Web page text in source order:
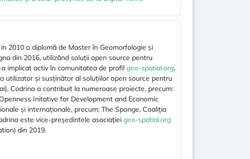
2010 o diplomă de Master în Geomorfologie și
din 2016, utilizând soluții open source pentru
implicat activ în comunitatea de profil geo-spatial.org,
utilizator și susținător al soluțiilor open source pentru
Codrina a contribuit la numeroase proiecte, precum:
Initative for Development and Economic
și internaționale, precum: The Sponge, Coaliția
este vice-președintele asociației geo-spatial.org
din 2019.